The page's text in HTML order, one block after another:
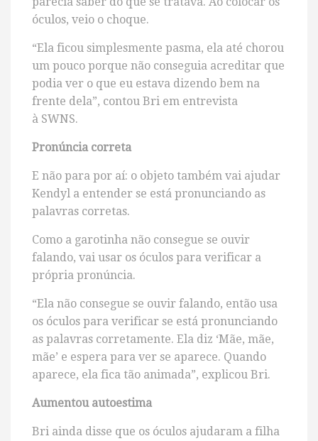
óculos, veio o choque.
“Ela ficou simplesmente pasma, ela até chorou
um pouco porque não conseguia acreditar que
podia ver o que eu estava dizendo bem na
frente dela”, contou Bri em entrevista
à SWNS.
Pronúncia correta
E não para por aí: o objeto também vai ajudar
Kendyl a entender se está pronunciando as
palavras corretas.
Como a garotinha não consegue se ouvir
falando, vai usar os óculos para verificar a
própria pronúncia.
“Ela não consegue se ouvir falando, então usa
os óculos para verificar se está pronunciando
as palavras corretamente. Ela diz ‘Mãe, mãe,
mãe’ e espera para ver se aparece. Quando
aparece, ela fica tão animada”, explicou Bri.
Aumentou autoestima
Bri ainda disse que os óculos ajudaram a filha